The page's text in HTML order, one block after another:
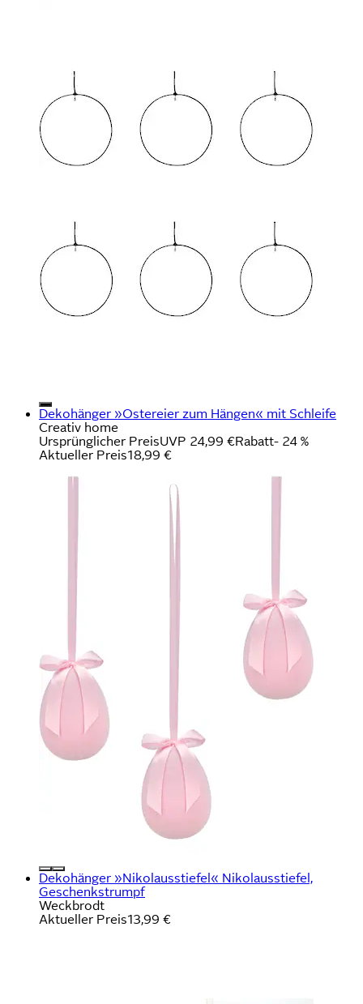
Dekohänger »Ostereier zum Hängen« mit Schleife
Creativ home
Ursprünglicher PreisUVP 24,99 €Rabatt- 24 %
Aktueller Preis18,99 €
Dekohänger »Nikolausstiefel« Nikolausstiefel,
Geschenkstrumpf
Weckbrodt
Aktueller Preis13,99 €